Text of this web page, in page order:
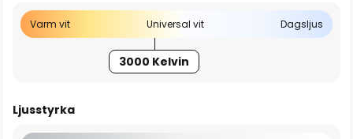
Varm vit Universal vit Dagsljus
3000 Kelvin
Ljusstyrka